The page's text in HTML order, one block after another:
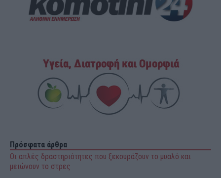
Πρόσφατα άρθρα
Οι απλές δραστηριότητες που ξεκουράζουν το μυαλό και
μειώνουν το στρες